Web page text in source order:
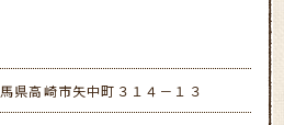
県高崎市矢中町３１４－１３